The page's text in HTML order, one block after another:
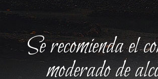
Se recomienda el
moderado de